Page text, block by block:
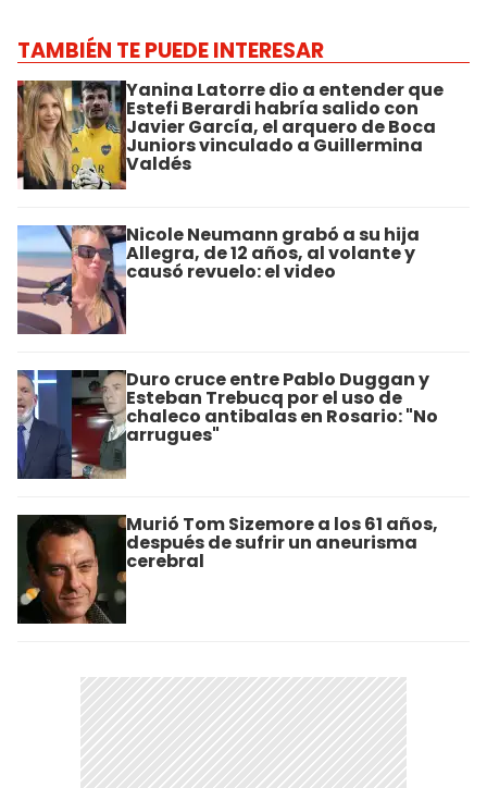
TAMBIÉN TE PUEDE INTERESAR
Yanina Latorre dio a entender que
Estefi Berardi habría salido con
Javier García, el arquero de Boca
Juniors vinculado a Guillermina
Valdés
Nicole Neumann grabó a su hija
Allegra, de 12 años, al volante y
causó revuelo: el video
Duro cruce entre Pablo Duggan y
Esteban Trebucq por el uso de
chaleco antibalas en Rosario: "No
arrugues"
Murió Tom Sizemore a los 61 años,
después de sufrir un aneurisma
cerebral